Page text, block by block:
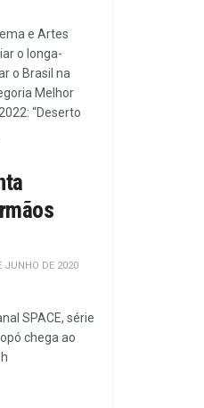
e Artes
o longa-
o Brasil na
Melhor
“Deserto
JUNHO DE 2020
SPACE, série
chega ao